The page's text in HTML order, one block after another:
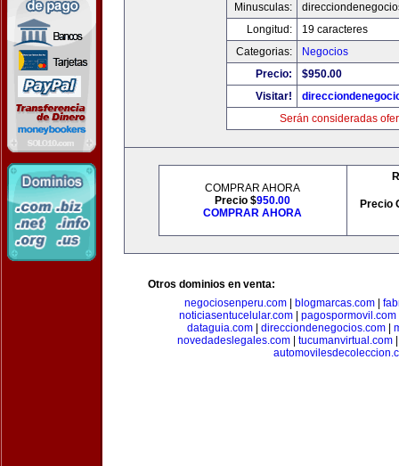
Minusculas:
Longitud:
19 caracteres
Categorias:
Negocios
Precio:
$950.00
Visitar!
Serán consideradas
COMPRAR AHORA
Precio $950.00
COMPRAR AHORA
Precio
Otros dominios en venta:
negociosenperu.com| blogmarcas.com|
noticiasentucelular.com
pagospormovil.com
dataguia.com| direcciondenegocios.com|
novedadeslegales.com
tucumanvirtual.com